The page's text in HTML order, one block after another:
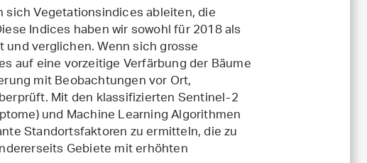
Vegetationsindices ableiten, die
Indices haben wir sowohl für 2018 als
verglichen. Wenn sich grosse
auf eine vorzeitige Verfärbung der Bäume
mit Beobachtungen vor Ort,
Mit den klassifizierten Sentinel-2
und Machine Learning Algorithmen
Standortsfaktoren zu ermitteln, die zu
Gebiete mit erhöhten